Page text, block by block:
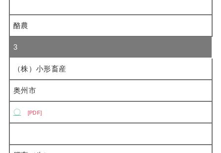
酪農
3
（株）小形畜産
奥州市
〇 PDF